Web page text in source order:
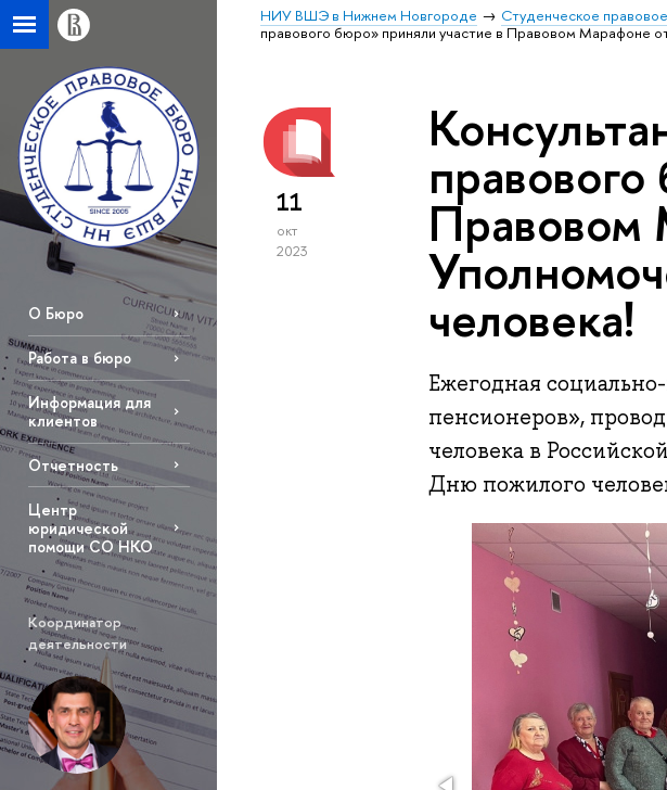
НИУ ВШЭ в Нижнем Новгороде Студенческое
правового бюро» приняли участие в Правовом Марафоне
О Бюро
Работа в бюро
Информация для
клиентов
Отчетность
Центр
юридической
помощи СО НКО
Координатор
деятельности
11
окт
2023
Правовом
человека!
Ежегодная
пенсионеров»,
человека в
Дню пожилого